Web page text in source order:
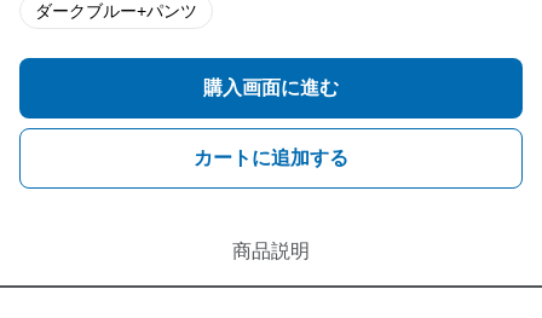
ダークブルー+パンツ
購入画面に進む
カートに追加する
商品説明